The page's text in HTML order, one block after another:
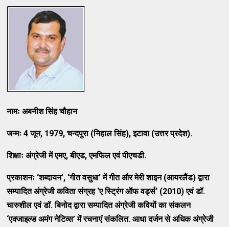
नामः अबनीश सिंह चौहान
जन्मः 4 जून, 1979, चन्दपुरा (निहाल सिंह), इटावा (उत्तर प्रदेश).
शिक्षाः अंग्रेजी में एमए, बीएड, एमफिल एवं पीएचडी.
प्रकाशनः ‘शब्दायन’, ‘गीत वसुधा’ में गीत और मेरी शाइन (आयरलैंड) द्वारा
सम्पादित अंग्रेजी कविता संग्रह ‘ए स्ट्रिंग ऑफ वर्ड्स‘ (2010) एवं डॉ.
चारुशील एवं डॉ. बिनोद द्वारा सम्पादित अंग्रेजी कवियों का संकलन
‘एक्जाइल्ड अमंग नेटिव्स’ में रचनाएं संकलित. आधा दर्जन से अधिक अंग्रेजी